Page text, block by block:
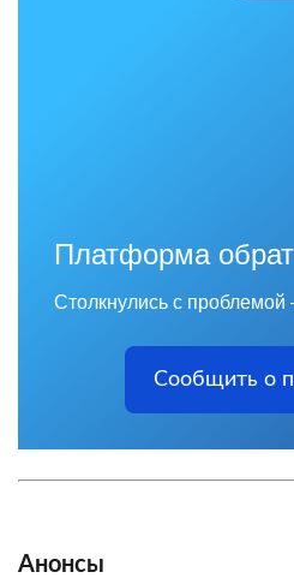
Платформа
Столкнулись с
Сообщить о
Анонсы